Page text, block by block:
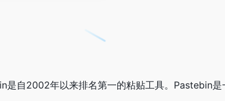
是自2002年以来排名第一的粘贴工具。Pastebin是